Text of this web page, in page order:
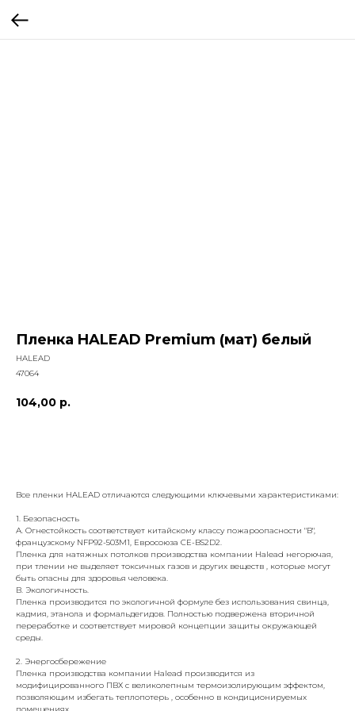
Пленка HALEAD Premium (мат) белый
HALEAD
47064
104,00 р.
Все пленки HALEAD отличаются следующими ключевыми характеристиками:
1. Безопасность
А. Огнестойкость соответствует китайскому классу пожароопасности "В",
французскому NFP92-503M1, Евросоюза CE-BS2D2.
Пленка для натяжных потолков производства компании Halead негорючая,
при тлении не выделяет токсичных газов и других веществ , которые могут
быть опасны для здоровья человека.
В. Экологичность.
Пленка производится по экологичной формуле без использования свинца,
кадмия, этанола и формальдегидов. Полностью подвержена вторичной
переработке и соответствует мировой концепции защиты окружающей
среды.
2. Энергосбережение
Пленка производства компании Halead производится из
модифицированного ПВХ с великолепным термоизолирующим эффектом,
позволяющим избегать теплопотерь , особенно в кондиционируемых